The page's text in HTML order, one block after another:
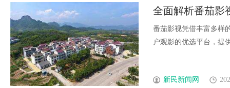
全面解析番茄影
番茄影视凭借丰富多样
户观影的优选平台，提
新民新闻网